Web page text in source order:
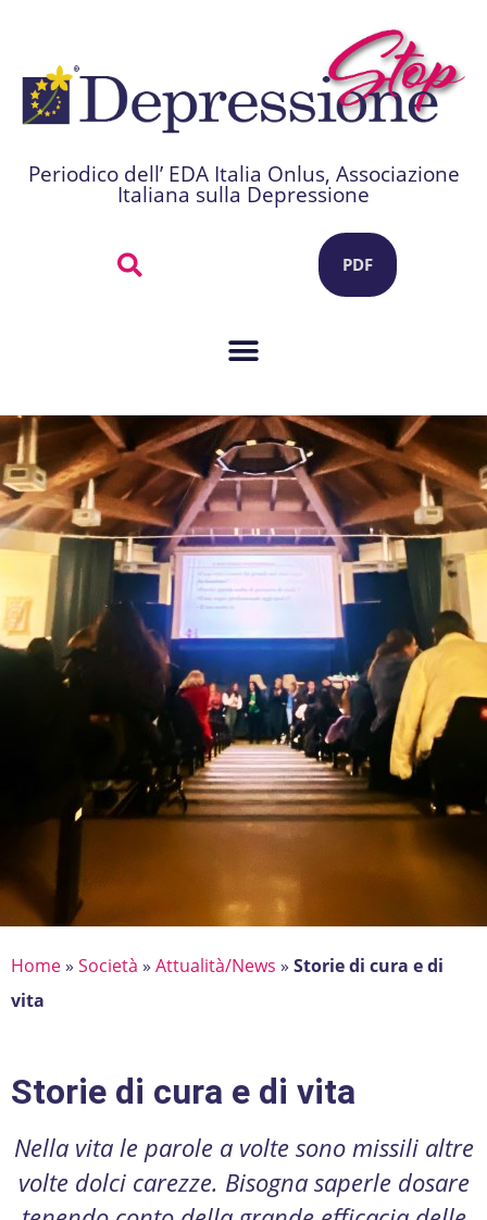
Periodico dell’ EDA Italia Onlus, Associazione
Italiana sulla Depressione
PDF
Home» Società » Attualità/News » Storie di cura e di
vita
Storie di cura e di vita
Nella vita le parole a volte sono missili altre
volte dolci carezze. Bisogna saperle dosare